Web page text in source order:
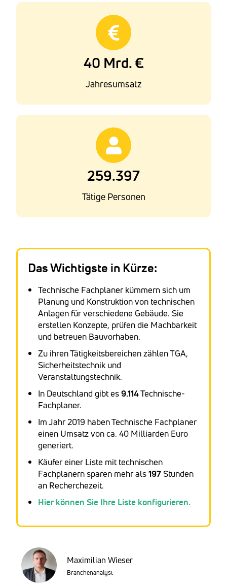
40 Mrd. €
Jahresumsatz
259.397
Tätige Personen
Das Wichtigste in Kürze:
Technische Fachplaner kümmern sich um
Planung und Konstruktion von technischen
Anlagen für verschiedene Gebäude. Sie
erstellen Konzepte, prüfen die Machbarkeit
und betreuen Bauvorhaben.
Zu ihren Tätigkeitsbereichen zählen TGA,
Sicherheitstechnik und
Veranstaltungstechnik.
In Deutschland gibt es9.114Technische-
Fachplaner.
Im Jahr 2019 haben Technische Fachplaner
einen Umsatz von ca. 40 Milliarden Euro
generiert.
Käufer einer Liste mit technischen
Fachplanern sparen mehr als197 Stunden
an Recherchezeit.
Hier können Sie Ihre Liste konfigurieren.
Maximilian Wieser
Branchenanalyst